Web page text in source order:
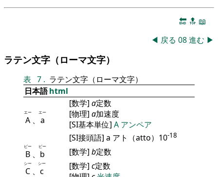
🔚 🔝 📖
◀ 戻る 08進む ▶
ラテン文字（ローマ文字）
表 7 . ラテン文字（ローマ文字）
日本語html
A
エー
、 a
エー
[数学] a定数
[物理] a加速度
[SI基本単位] A アンペア
[SI接頭語] a アト（atto）10-18
B
ビー
、 b
ビー
[数学] b定数
C
シー
、 c
シー [数学] c定数